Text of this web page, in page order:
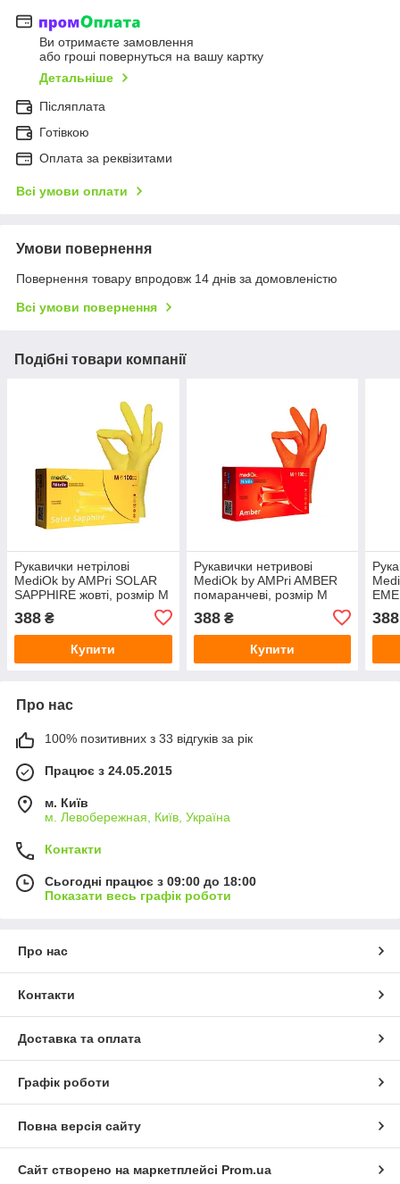
Ви отримаєте замовлення
або гроші повернуться на вашу картку
Детальніше
Післяплата
Готівкою
Оплата за реквізитами
Всі умови оплати
Умови повернення
Повернення товару впродовж 14 днів за домовленістю
Всі умови повернення
Подібні товари компанії
Рукавички нетрілові
MediOk by AMPri SOLAR
SAPPHIRE жовті, розмір M
388 ₴
Купити
Рукавички нетривові
MediOk by AMPri AMBER
помаранчеві, розмір M
388₴
Купити
388
Про нас
100% позитивних з 33 відгуків за рік
Працює з 24.05.2015
м. Київ
м. Левобережная, Київ, Україна
Контакти
Сьогодні працює з 09:00 до 18:00
Показати весь графік роботи
Про нас
Контакти
Доставка та оплата
Графік роботи
Повна версія сайту
Сайт створено на маркетплейсі Prom.ua